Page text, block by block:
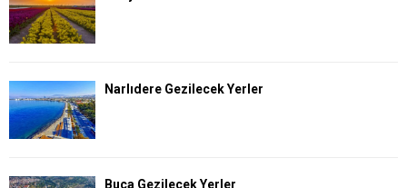
Narlıdere Gezilecek Yerler
Buca Gezilecek Yerler